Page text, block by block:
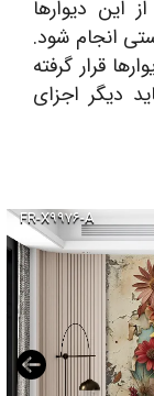
این دیوارها
انجام شود.
قرار گرفته
دیگر اجزای
FR-X۹۹۷۶-A